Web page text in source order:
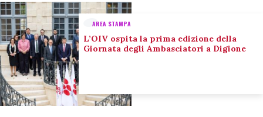
AREA STAMPA
L’OIV ospita la prima edizione della
Giornata degli Ambasciatori a Digione